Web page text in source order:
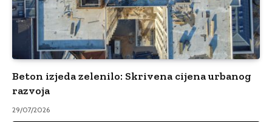
Beton izjeda zelenilo: Skrivena cijena urbanog
razvoja
29/07/2026